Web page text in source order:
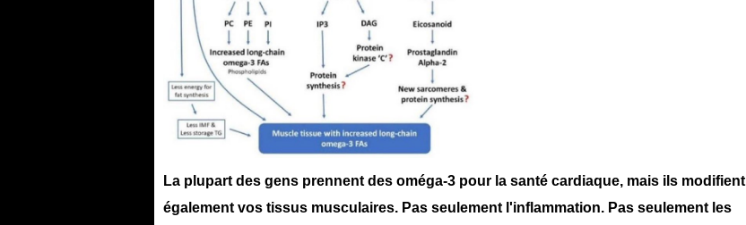
La plupart des gens prennent des oméga-3 pour la santé cardiaque, mais ils modifient
également vos tissus musculaires. Pas seulement l'inflammation. Pas seulement les